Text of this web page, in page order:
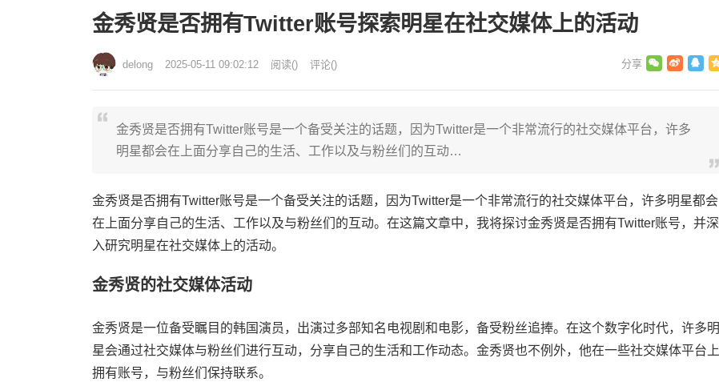
金秀贤是否拥有Twitter账号探索明星在社交媒体上的活动
delong 2025-05-11 09:02:12 阅读() 评论()
金秀贤是否拥有Twitter账号是一个备受关注的话题，因为Twitter是一个非常流行的社交媒体平台，许多
明星都会在上面分享自己的生活、工作以及与粉丝们的互动…
金秀贤是否拥有Twitter账号是一个备受关注的话题，因为Twitter是一个非常流行的社交媒体平台，许多明星都会
在上面分享自己的生活、工作以及与粉丝们的互动。在这篇文章中，我将探讨金秀贤是否拥有Twitter账号，并深
入研究明星在社交媒体上的活动。
金秀贤的社交媒体活动
金秀贤是一位备受瞩目的韩国演员，出演过多部知名电视剧和电影，备受粉丝追捧。在这个数字化时代，许多明
星会通过社交媒体与粉丝们进行互动，分享自己的生活和工作动态。金秀贤也不例外，他在一些社交媒体平台上
拥有账号，与粉丝们保持联系。